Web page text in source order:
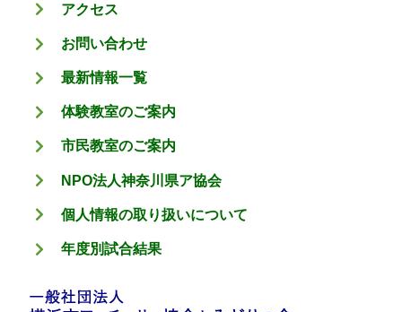
アクセス
お問い合わせ
最新情報一覧
体験教室のご案内
市民教室のご案内
NPO法人神奈川県ア協会
個人情報の取り扱いについて
年度別試合結果